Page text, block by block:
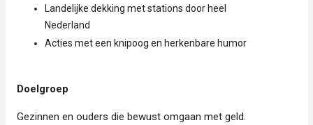
Landelijke dekking met stations door heel
Nederland
Acties met een knipoog en herkenbare humor
Doelgroep
Gezinnen en ouders die bewust omgaan met geld.